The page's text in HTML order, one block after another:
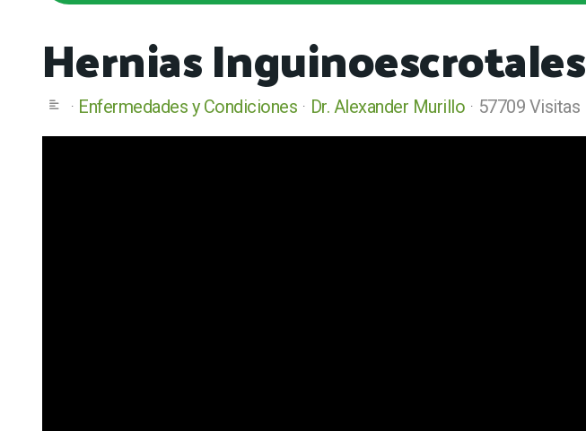
Hernias Inguinoescrotales
Enfermedades y Condiciones Dr. Alexander Murillo 57709 Visitas